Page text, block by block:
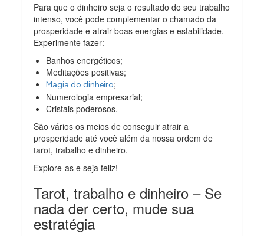
Para que o dinheiro seja o resultado do seu trabalho
intenso, você pode complementar o chamado da
prosperidade e atrair boas energias e estabilidade.
Experimente fazer:
Banhos energéticos;
Meditações positivas;
Magia do dinheiro;
Numerologia empresarial;
Cristais poderosos.
São vários os meios de conseguir atrair a
prosperidade até você além da nossa ordem de
tarot, trabalho e dinheiro.
Explore-as e seja feliz!
Tarot, trabalho e dinheiro – Se
nada der certo, mude sua
estratégia